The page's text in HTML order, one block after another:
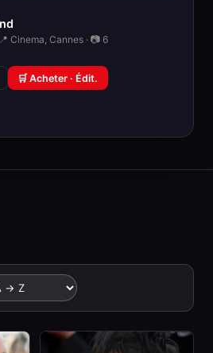
Cinema, Cannes · 📷 6
🛒 Acheter · Édit.